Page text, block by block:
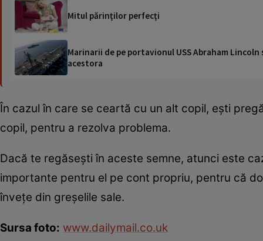
Mitul părinţilor perfecţi
Marinarii de pe portavionul USS Abraham
acestora
În cazul în care se ceartă cu un alt copil, eşti
copil, pentru a rezolva problema.
Dacă te regăseşti în aceste semne, atunci este
importante pentru el pe cont propriu, pentru că
înveţe din greşelile sale.
Sursa foto: www.dailymail.co.uk